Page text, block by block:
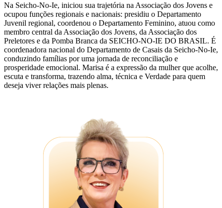
Na Seicho-No-Ie, iniciou sua trajetória na Associação dos Jovens e
ocupou funções regionais e nacionais: presidiu o Departamento
Juvenil regional, coordenou o Departamento Feminino, atuou como
membro central da Associação dos Jovens, da Associação dos
Preletores e da Pomba Branca da SEICHO-NO-IE DO BRASIL. É
coordenadora nacional do Departamento de Casais da Seicho-No-Ie,
conduzindo famílias por uma jornada de reconciliação e
prosperidade emocional. Marisa é a expressão da mulher que acolhe,
escuta e transforma, trazendo alma, técnica e Verdade para quem
deseja viver relações mais plenas.